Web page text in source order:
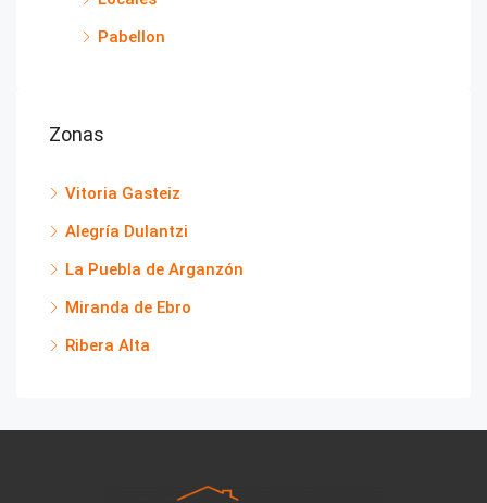
Pabellon
Zonas
Vitoria Gasteiz
Alegría Dulantzi
La Puebla de Arganzón
Miranda de Ebro
Ribera Alta